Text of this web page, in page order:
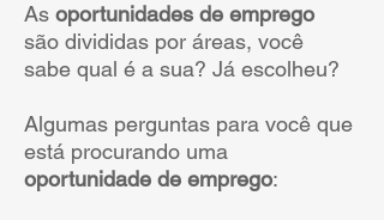
As oportunidades de emprego
são divididas por áreas, você
sabe qual é a sua? Já escolheu?
Algumas perguntas para você que
está procurando uma
oportunidade de emprego: